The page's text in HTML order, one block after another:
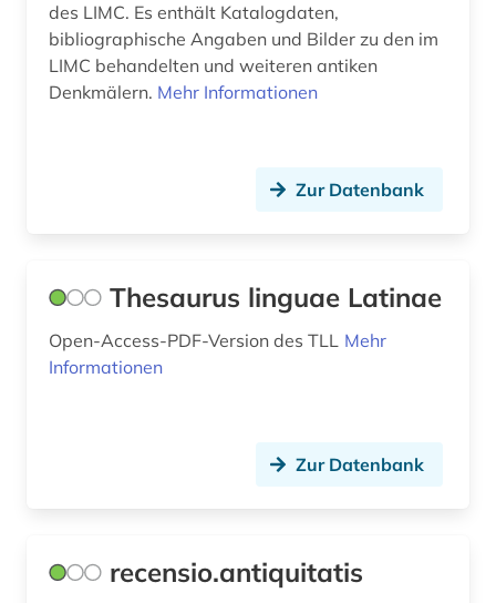
des LIMC. Es enthält Katalogdaten,
bibliographische Angaben und Bilder zu den im
LIMC behandelten und weiteren antiken
Denkmälern. Mehr Informationen
Zur Datenbank
Thesaurus linguae Latinae
Open-Access-PDF-Version des TLL Mehr
Informationen
Zur Datenbank
recensio.antiquitatis